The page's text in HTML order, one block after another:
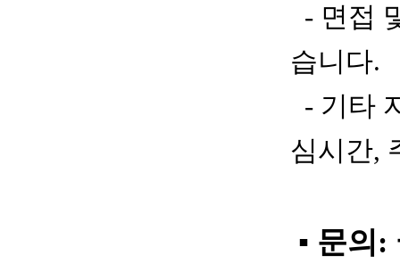
- 면접
습니다.
- 기타
심시간,
▪ 문의: